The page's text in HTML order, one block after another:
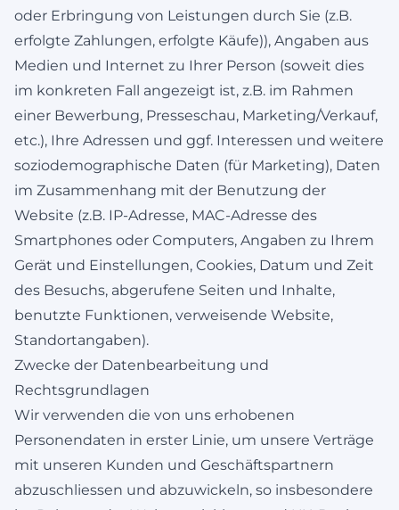
oder Erbringung von Leistungen durch Sie (z.B.
erfolgte Zahlungen, erfolgte Käufe)), Angaben aus
Medien und Internet zu Ihrer Person (soweit dies
im konkreten Fall angezeigt ist, z.B. im Rahmen
einer Bewerbung, Presseschau, Marketing/Verkauf,
etc.), Ihre Adressen und ggf. Interessen und weitere
soziodemographische Daten (für Marketing), Daten
im Zusammenhang mit der Benutzung der
Website (z.B. IP-Adresse, MAC-Adresse des
Smartphones oder Computers, Angaben zu Ihrem
Gerät und Einstellungen, Cookies, Datum und Zeit
des Besuchs, abgerufene Seiten und Inhalte,
benutzte Funktionen, verweisende Website,
Standortangaben).
Zwecke der Datenbearbeitung und
Rechtsgrundlagen
Wir verwenden die von uns erhobenen
Personendaten in erster Linie, um unsere Verträge
mit unseren Kunden und Geschäftspartnern
abzuschliessen und abzuwickeln, so insbesondere